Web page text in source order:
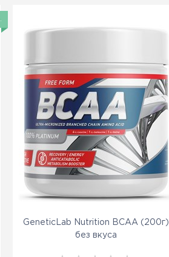
GeneticLab Nutrition BCAA (200г)
без вкуса